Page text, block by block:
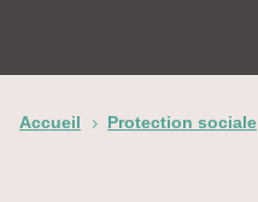
Accueil 5 Protection sociale